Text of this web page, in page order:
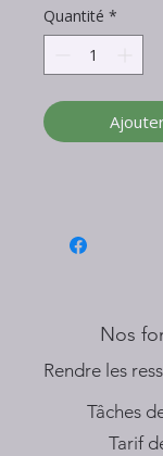
Quantité *
Nos
​Rendre les
Tâches
Tarif